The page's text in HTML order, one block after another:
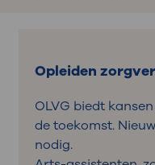
Opleiden
OLVG biedt
de toekomst.
nodig.